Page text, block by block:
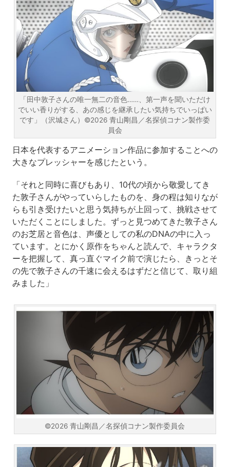
「田中敦子さんの唯一無二の音色……、第一声を聞いただけ
でいい香りがする、あの感じを継承したい気持ちでいっぱい
です」（沢城さん）©2026 青山剛昌／名探偵コナン製作委
員会
日本を代表するアニメーション作品に参加することへの
大きなプレッシャーを感じたという。
「それと同時に喜びもあり、10代の頃から敬愛してき
た敦子さんがやっていらしたものを、身の程は知りなが
らも引き受けたいと思う気持ちが上回って、挑戦させて
いただくことにしました。ずっと見つめてきた敦子さん
のお芝居と音色は、声優としての私のDNAの中に入っ
ています。とにかく原作をちゃんと読んで、キャラクタ
ーを把握して、真っ直ぐマイク前で演じたら、きっとそ
の先で敦子さんの千速に会えるはずだと信じて、取り組
みました」
©2026 青山剛昌／名探偵コナン製作委員会